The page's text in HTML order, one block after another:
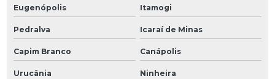
Eugenópolis Itamogi
Pedralva Icaraí de Minas
Capim Branco Canápolis
Urucânia Ninheira